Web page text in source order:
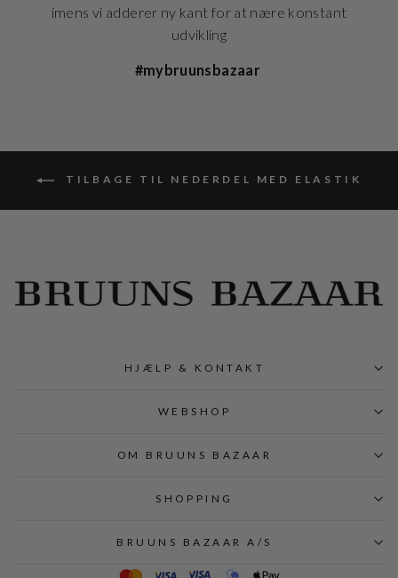
imens vi adderer ny kant for at nære konstant
udvikling
#mybruunsbazaar
TILBAGE TIL NEDERDEL MED ELASTIK
HJÆLP & KONTAKT
WEBSHOP
OM BRUUNS BAZAAR
SHOPPING
BRUUNS BAZAAR A/S